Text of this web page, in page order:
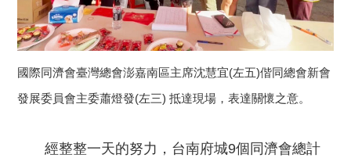
國際同濟會臺灣總會澎嘉南區主席沈慧宜(左五)偕同總會新會
發展委員會主委蕭燈發(左三) 抵達現場，表達關懷之意。
經整整一天的努力，台南府城9個同濟會總計